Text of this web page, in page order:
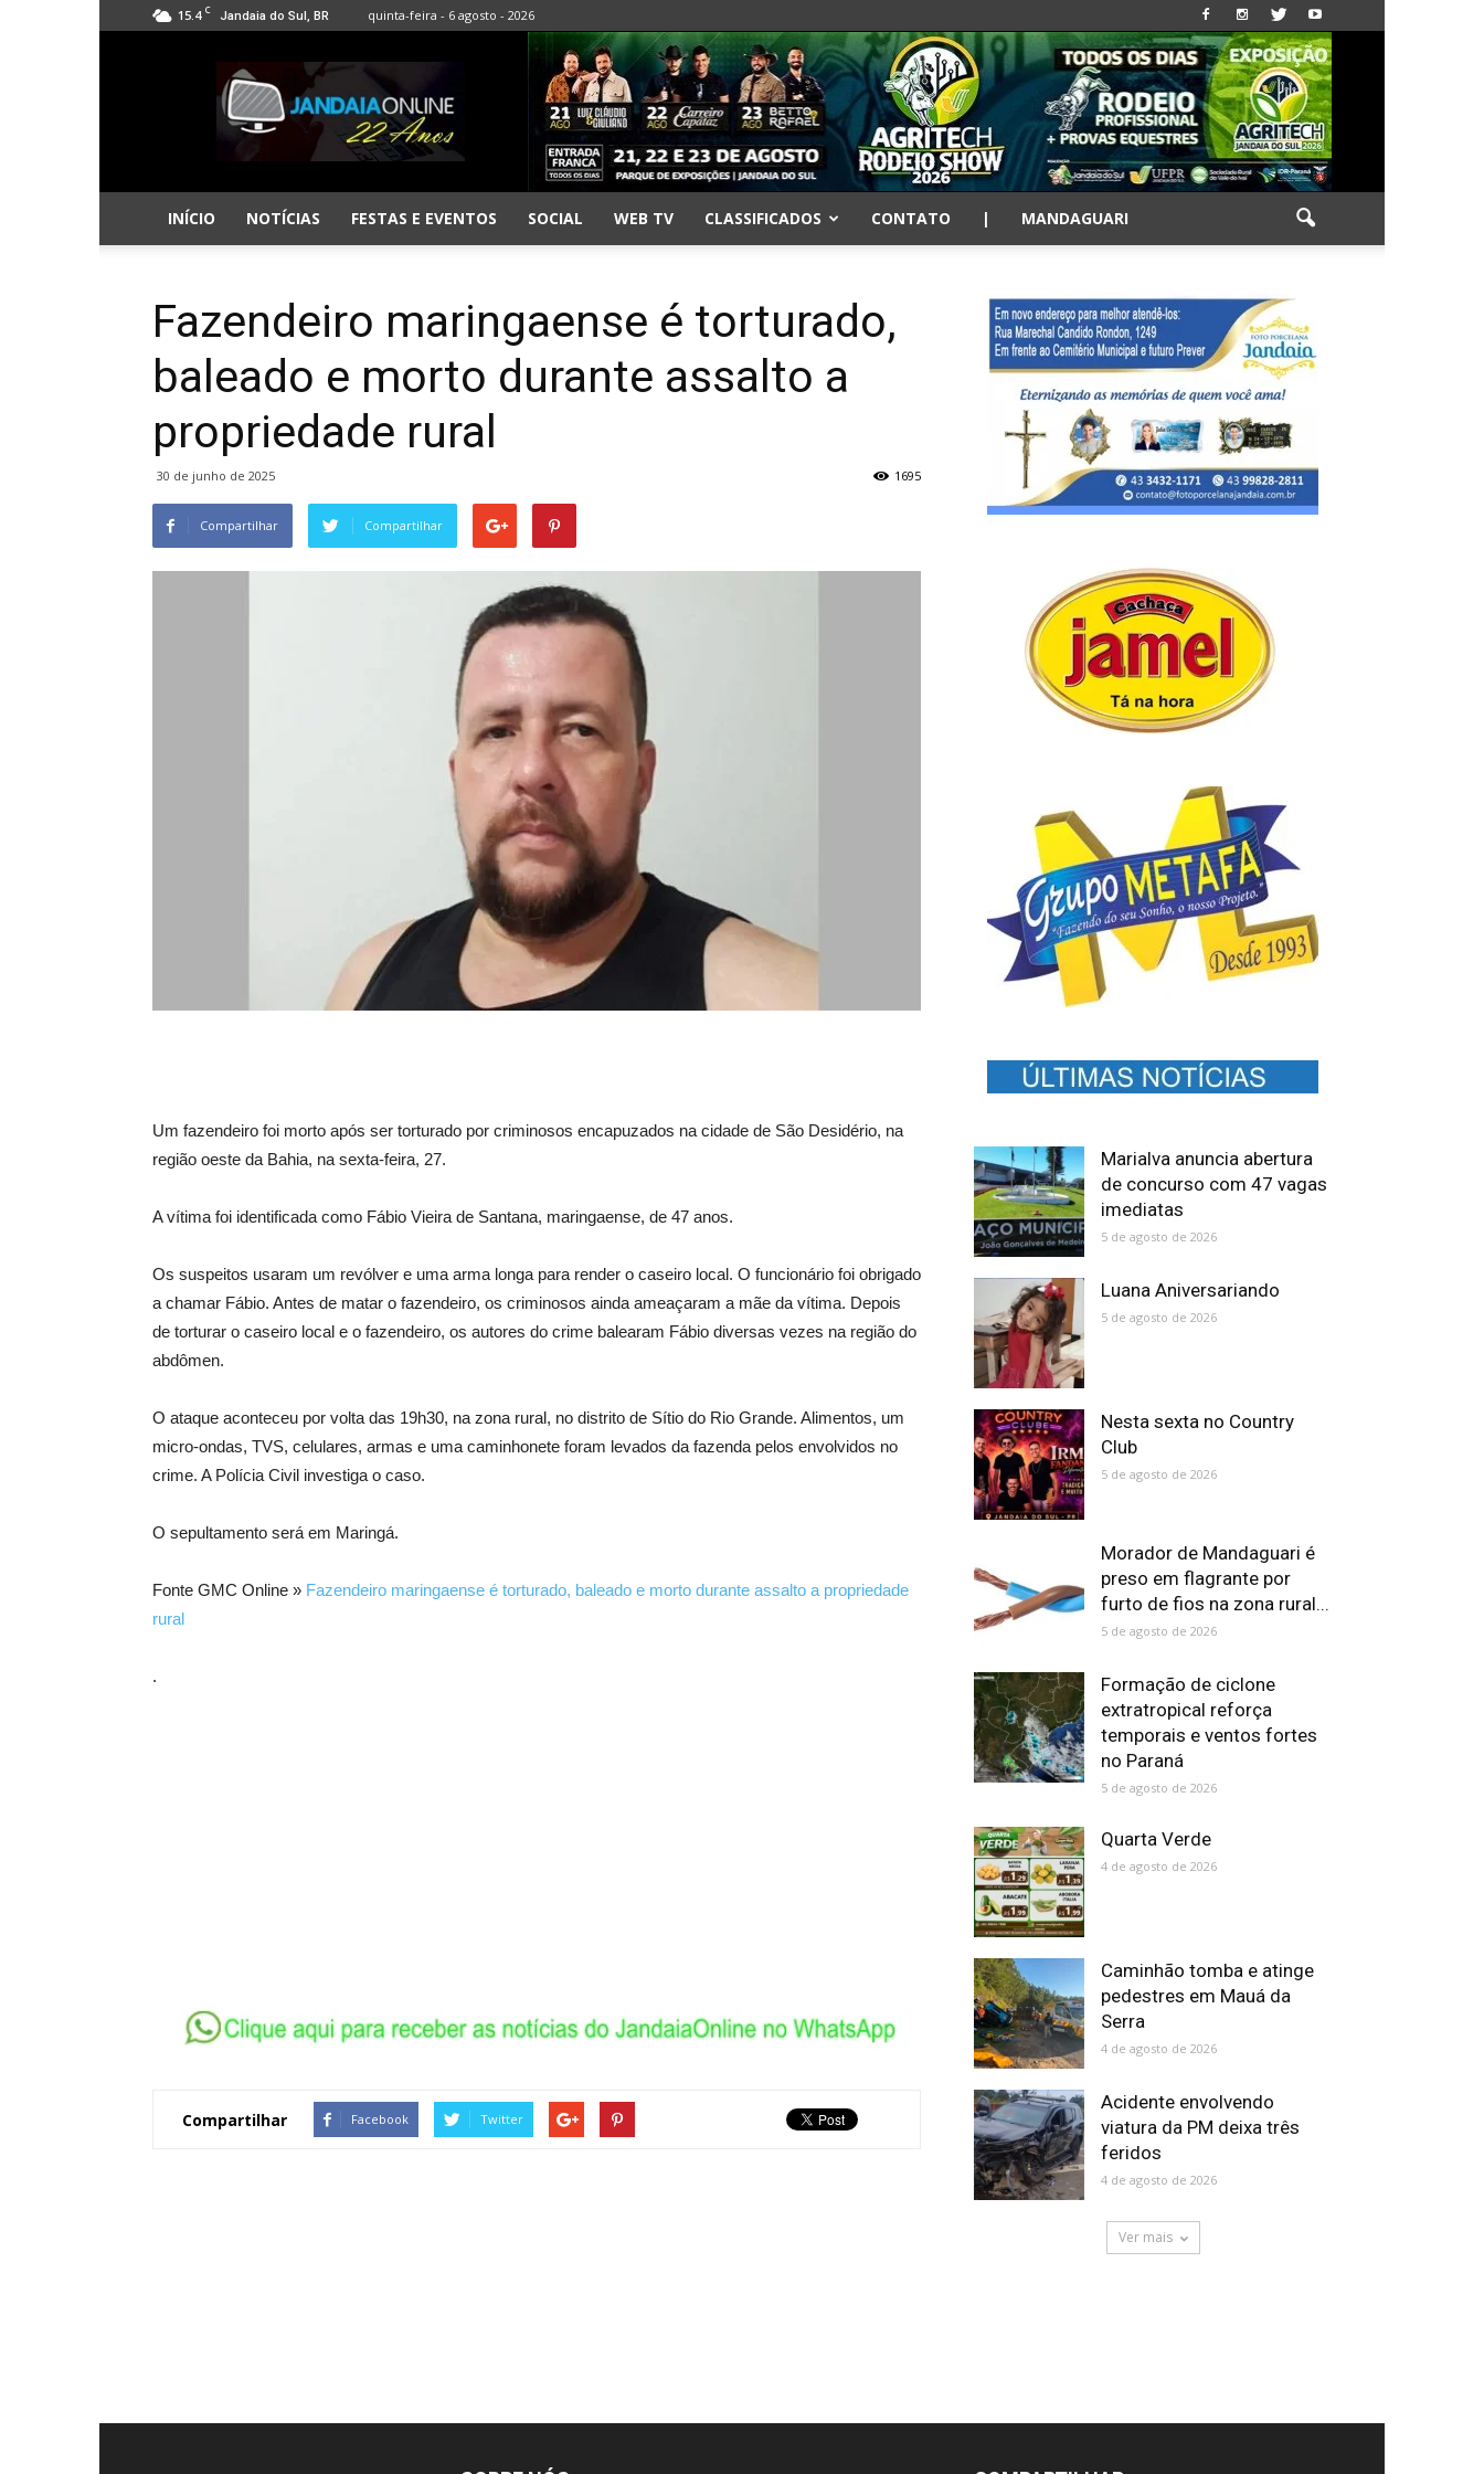
15.4 C Jandaia do Sul, BR quinta-feira - 6 agosto - 2026
Jandaia
Online
INÍCIO NOTÍCIAS FESTAS E EVENTOS SOCIAL WEB TV CLASSIFICADOS CONTATO | MANDAGUARI
Fazendeiro maringaense é torturado,
baleado e morto durante assalto a
propriedade rural
30 de junho de 2025 1695
Compartilhar Compartilhar
Um fazendeiro foi morto após ser torturado por criminosos encapuzados na cidade de São Desidério, na
região oeste da Bahia, na sexta-feira, 27.
A vítima foi identificada como Fábio Vieira de Santana, maringaense, de 47 anos.
Os suspeitos usaram um revólver e uma arma longa para render o caseiro local. O funcionário foi obrigado
a chamar Fábio. Antes de matar o fazendeiro, os criminosos ainda ameaçaram a mãe da vítima. Depois
de torturar o caseiro local e o fazendeiro, os autores do crime balearam Fábio diversas vezes na região do
abdômen.
O ataque aconteceu por volta das 19h30, na zona rural, no distrito de Sítio do Rio Grande. Alimentos, um
micro-ondas, TVS, celulares, armas e uma caminhonete foram levados da fazenda pelos envolvidos no
crime. A Polícia Civil investiga o caso.
O sepultamento será em Maringá.
Fonte GMC Online » Fazendeiro maringaense é torturado, baleado e morto durante assalto a propriedade
rural
.
Compartilhar Facebook Twitter
Marialva anuncia abertura
de concurso com 47 vagas
imediatas
5 de agosto de 2026
Luana Aniversariando
5 de agosto de 2026
Nesta sexta no Country
Club
5 de agosto de 2026
Morador de Mandaguari é
preso em flagrante por
furto de fios na zona rural...
5 de agosto de 2026
Formação de ciclone
extratropical reforça
temporais e ventos fortes
no Paraná
5 de agosto de 2026
Quarta Verde
4 de agosto de 2026
Caminhão tomba e atinge
pedestres em Mauá da
Serra
4 de agosto de 2026
Acidente envolvendo
viatura da PM deixa três
feridos
4 de agosto de 2026
Ver mais